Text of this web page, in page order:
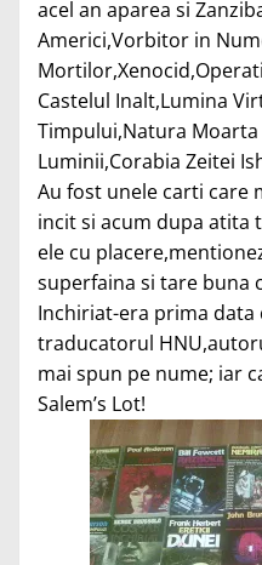
acel an aparea si
Americi,Vorbitor in
Castelul Inalt,Lumina
Timpului,Natura
Luminii,Corabia Zeitei
Au fost unele carti care
incit si acum dupa atita
ele cu
superfaina si tare buna
Inchiriat-era prima
traducatorul
mai spun pe nume; iar
Salem’s Lot!